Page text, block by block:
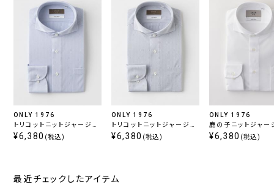
ONLY 1976
トリコットニットジャージー
/ カッタウェイ スナップボ
¥6,380 (税込)
ONLY 1976
トリコットニットジャージー
/ カッタウェイ スナップボ
¥6,380 (税込)
ONLY 1976
鹿の子ニットジャ
カッタウェイ スナッ
¥6,380 (税込)
最近チェックしたアイテム